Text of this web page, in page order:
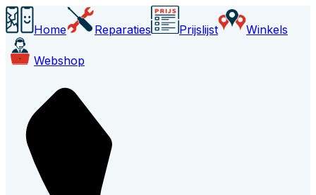
Home Reparaties Prijslijst Winkels
Webshop